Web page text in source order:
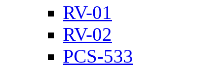
RV-01
RV-02
PCS-533